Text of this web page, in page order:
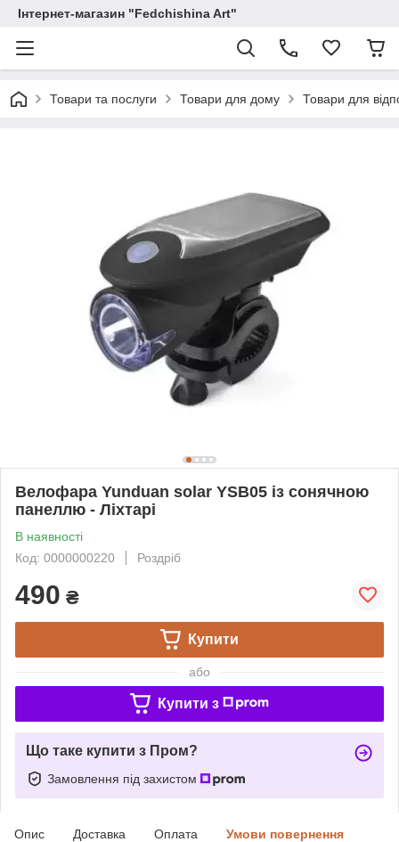
Інтернет-магазин "Fedchishina Art"
Товари та послуги Товари для дому Товари для
Велофара Yunduan solar YSB05 із сонячною
панеллю - Ліхтарі
В наявності
Код: 0000000220
Роздріб
490 ₴
Купити
або
Купити з
Що таке купити з Пром?
Замовлення під захистом
Опис Доставка Оплата Умови повернення